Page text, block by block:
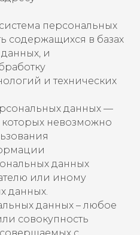
персональных
содержащихся в базах
и
и технических
данных —
которых невозможно
данных
или иному
данных.
данных – любое
совокупность